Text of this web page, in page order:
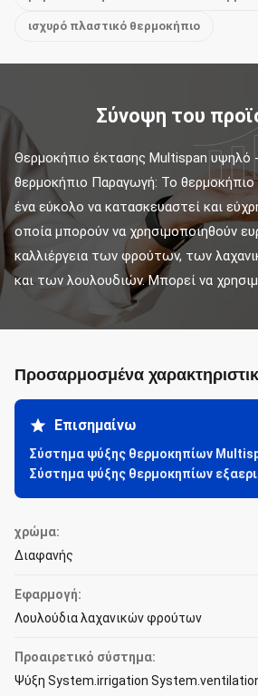
ισχυρό πλαστικό θερμοκήπιο
Σύνοψη του
Θερμοκήπιο έκτασης Multispan υψηλό
θερμοκήπιο Παραγωγή: Το θερμοκήπιο
ένα εύκολο να κατασκευαστεί και
οποία μπορούν να χρησιμοποιηθούν
καλλιέργεια των φρούτων, των
και των λουλουδιών. Μπορεί να
Προσαρμοσμένα
Επισημαίνω
Σύστημα ψύξης θερμοκηπίων
Σύστημα ψύξης θερμοκηπίων
χρώμα:
Διαφανής
Εφαρμογή:
Λουλούδια λαχανικών φρούτων
Προαιρετικό σύστημα:
Ψύξη System.irrigation